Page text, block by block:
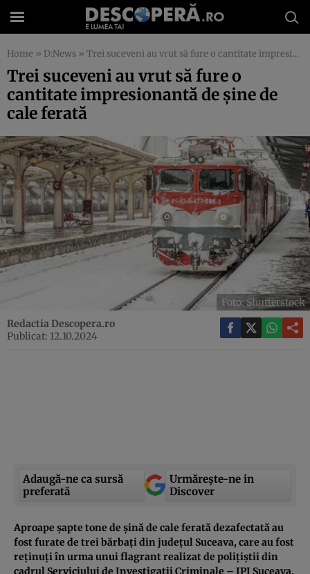
Home » D:News » Trei suceveni au vrut să fure o cantitate impresionantă de șine de cale ferată
Trei suceveni au vrut să fure o
cantitate impresionantă de șine de
cale ferată
Foto: Shutterstock
Redactia Descopera.ro
Publicat: 12.10.2024
Adaugă-ne ca sursă
preferată
Urmărește-ne in
Discover
Aproape șapte tone de șină de cale ferată dezafectată au
fost furate de trei bărbați din județul Suceava, care au fost
reținuți în urma unui flagrant realizat de polițiștii din
cadrul Serviciului de Investigații Criminale – IPJ Suceava.